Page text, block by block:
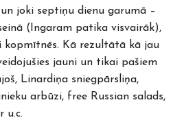
joki septiņu dienu garumā –
(Ingaram patika visvairāk),
kopmītnēs. Kā rezultātā kā jau
jauni un tikai pašiem
Linardiņa sniegpārsliņa,
arbūzi, free Russian salads,
u.c.